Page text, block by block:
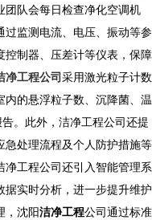
团队会每日检查净化空调机
监测电流、电压、振动等参
制器、压差计等仪表，保障
净工程公司采用激光粒子计数
的悬浮粒子数、沉降菌、温
。此外，洁净工程公司还提
处理流程及个人防护措施等
工程公司还引入智能管理系
实时分析，进一步提升维护
，沈阳洁净工程公司通过标准